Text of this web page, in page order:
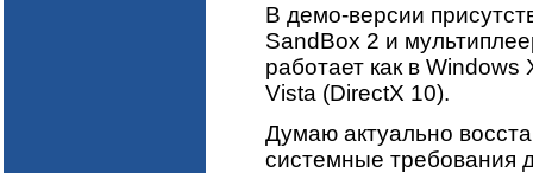
В демо-версии
SandBox 2 и
работает как в Windows
Vista (DirectX 10).
Думаю актуально
системные требования